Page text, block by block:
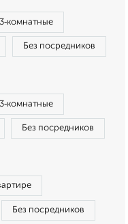
3‑комнатные
Без посредников
3‑комнатные
Без посредников
Без посредников